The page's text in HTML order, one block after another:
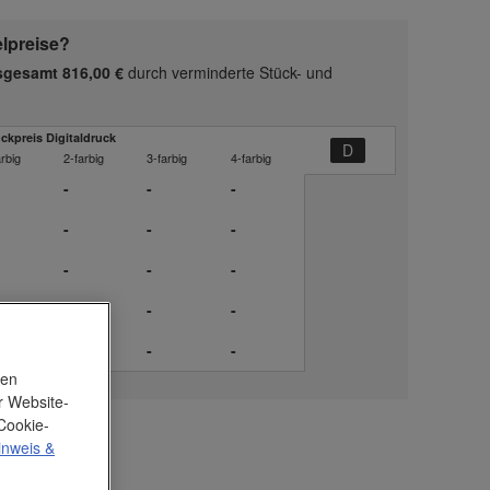
816,00 €durch verminderte Stück- und
Digitaldruck
2-farbig 3-farbig 4-farbig
- -
-
- -
-
- -
-
- -
-
- -
Website-
&